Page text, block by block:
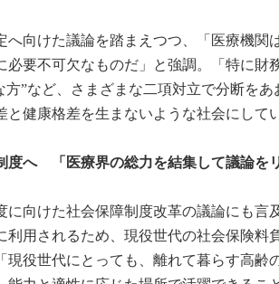
へ向けた議論を踏まえつつ、「医療機関
必要不可欠なものだ」と強調。「特に財
方”など、さまざまな二項対立で分断を
と健康格差を生まないような社会にして
へ 「医療界の総力を結集して議論をリ
に向けた社会保障制度改革の議論にも言
利用されるため、現役世代の社会保険料
現役世代にとっても、離れて暮らす高齢